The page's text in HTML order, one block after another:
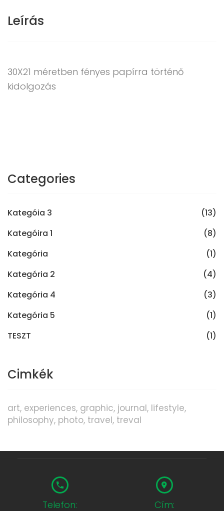
Leírás
30X21 méretben fényes papírra történő
kidolgozás
Categories
Kategóia 3
(13)
Kategóira 1
(8)
Kategória
(1)
Kategória 2
(4)
Kategória 4
(3)
Kategória 5
(1)
TESZT
(1)
Cimkék
art experiences graphic journal lifestyle
philosophy photo travel treval
Telefon: Cím: